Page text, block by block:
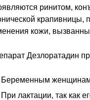
ринитом,
крапивницы,
кожи,
Дезлоратадин
Беременным женщинам,
При лактации, так как